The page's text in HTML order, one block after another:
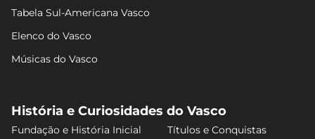
Tabela Sul-Americana Vasco
Elenco do Vasco
Músicas do Vasco
História e Curiosidades do Vasco
Fundação e História Inicial
Títulos e Conquistas